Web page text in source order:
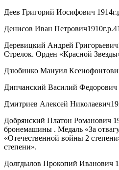
Деев Григорий Иосифович
Денисов Иван
Деревицкий Андрей
Стрелок. Орден «Красной
Дзюбинко Мануил
Дипчанский Василий Федорович
Дмитриев Алексей
Добрянский Платон Романович
бронемашины . Медаль «За
«Отечественной войны 2
степени».
Долгдылов Прокопий Иванович